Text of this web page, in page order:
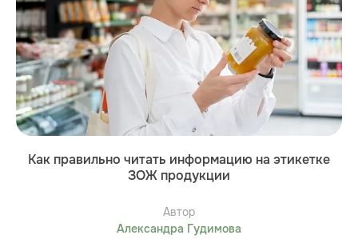
Как правильно читать информацию на этикетке
ЗОЖ продукции
Автор
Александра Гудимова